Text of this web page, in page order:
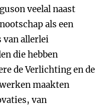
veelal naast
als een
van allerlei
die hebben
de Verlichting en de
maakten
van